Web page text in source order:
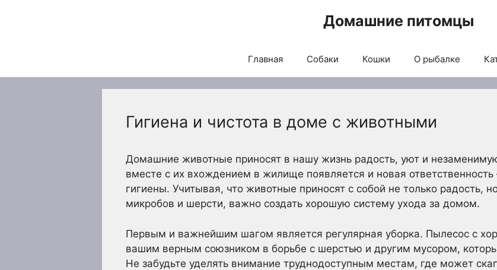
Домашние питомцы
Главная Собаки Кошки О рыбалке
Гигиена и чистота в доме с животными
Домашние животные приносят в нашу жизнь радость, уют и
вместе с их вхождением в жилище появляется и новая
гигиены. Учитывая, что животные приносят с собой не только радость,
микробов и шерсти, важно создать хорошую систему ухода за домом.
Первым и важнейшим шагом является регулярная уборка. Пылесос с
вашим верным союзником в борьбе с шерстью и другим мусором,
Не забудьте уделять внимание труднодоступным местам, где может